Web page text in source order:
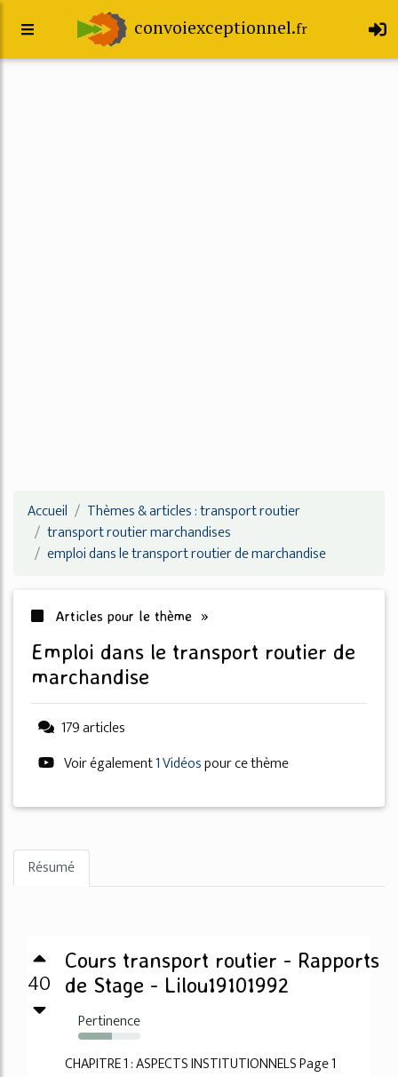
convoiexceptionnel.fr
Accueil
Thèmes & articles : transport routier
transport routier marchandises
emploi dans le transport routier de marchandise
Articles pour le thème »
emploi dans le transport routier de
marchandise
179 articles
Voir également1 Vidéospour ce thème
Résumé
40
Cours transport routier - Rapports
de Stage - Lilou19101992
Pertinence
54%
CHAPITRE 1 : ASPECTS INSTITUTIONNELS Page 1